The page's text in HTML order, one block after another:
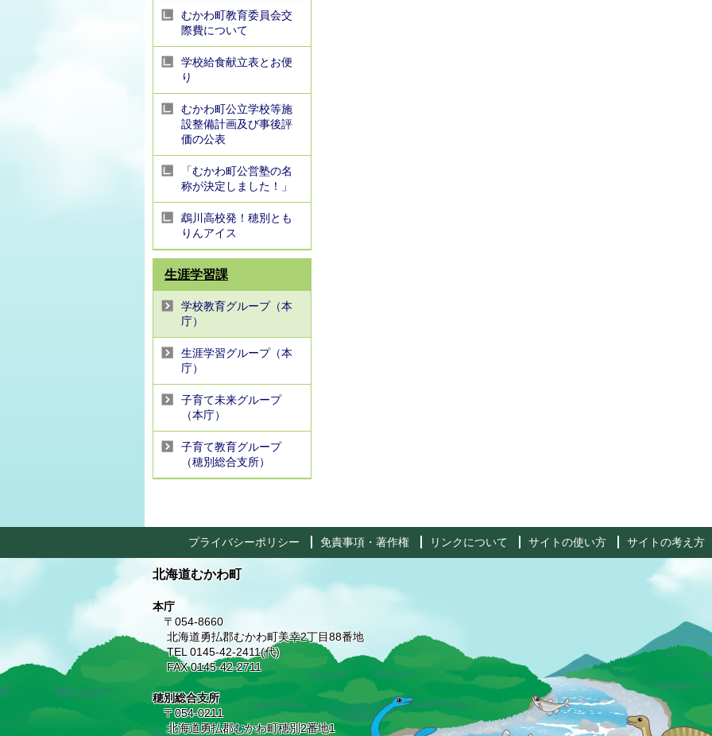
むかわ町教育委員会交
際費について
学校給食献立表とお便
り
むかわ町公立学校等施
設整備計画及び事後評
価の公表
「むかわ町公営塾の名
称が決定しました！」
鵡川高校発！穂別とも
りんアイス
生涯学習課
学校教育グループ（本
庁）
生涯学習グループ（本
庁）
子育て未来グループ
（本庁）
子育て教育グループ
（穂別総合支所）
プライバシーポリシー 免責事項・著作権 リンクについて サイトの使い方 サイトの考え方
北海道むかわ町
本庁
〒054-8660
北海道勇払郡むかわ町美幸2丁目88番地
TEL 0145-42-2411(代)
FAX 0145-42-2711
穂別総合支所
〒054-0211
北海道勇払郡むかわ町穂別2番地1